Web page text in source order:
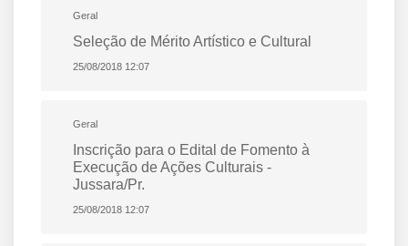
Geral
Seleção de Mérito Artístico e Cultural
25/08/2018 12:07
Geral
Inscrição para o Edital de Fomento à
Execução de Ações Culturais -
Jussara/Pr.
25/08/2018 12:07